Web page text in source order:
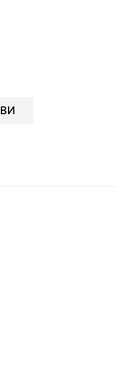
Whatsapp
в Messenger
в LinkedIn
news
Viber
в LinkedIn